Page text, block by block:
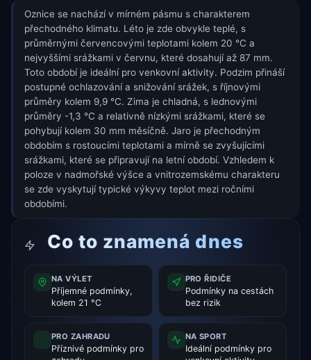
Oznice se nachází v mírném pásmu s charakterem
přechodného klimatu. Léto je zde obvykle teplé, s
průměrnými červencovými teplotami kolem 20 °C a
nejvyššími srážkami v červnu, které dosahují až 87 mm.
Toto období je ideální pro venkovní aktivity. Podzim přináší
postupné ochlazování a snižování srážek, s říjnovými
průměry kolem 9,9 °C. Zima je chladná, s lednovými
průměry -1,3 °C a relativně nízkými srážkami, které se
pohybují kolem 30 mm měsíčně. Jaro je přechodným
obdobím s rostoucími teplotami a mírně se zvyšujícími
srážkami, které se připravují na letní období. Vzhledem k
poloze v nadmořské výšce a vnitrozemskému charakteru
se zde vyskytují typické výkyvy teplot mezi ročními
obdobími.
Co to znamená dnes
NA VÝLET
Příjemné podmínky,
kolem 21 °C
PRO ŘIDIČE
Podmínky na cestách
bez rizik
PRO ZAHRADU
Příznivé podmínky pro
NA SPORT
Ideální podmínky pro